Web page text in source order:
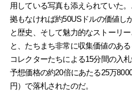
用している写真も添えられていた
拠もなければ約50USドルの価値し
と歴史、そして魅力的なストーリ
と、たちまち非常に収集価値のあ
コレクターたちによる15分間の入
予想価格の約20倍にあたる25万
円）で落札されたのだ。